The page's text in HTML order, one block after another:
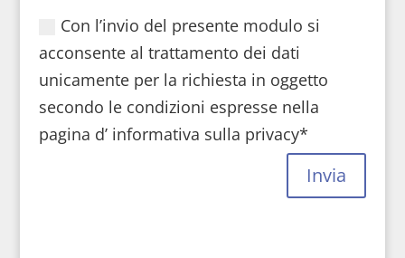
Con l’invio del presente modulo si
acconsente al trattamento dei dati
unicamente per la richiesta in oggetto
secondo le condizioni espresse nella
pagina d’ informativa sulla privacy*
Invia